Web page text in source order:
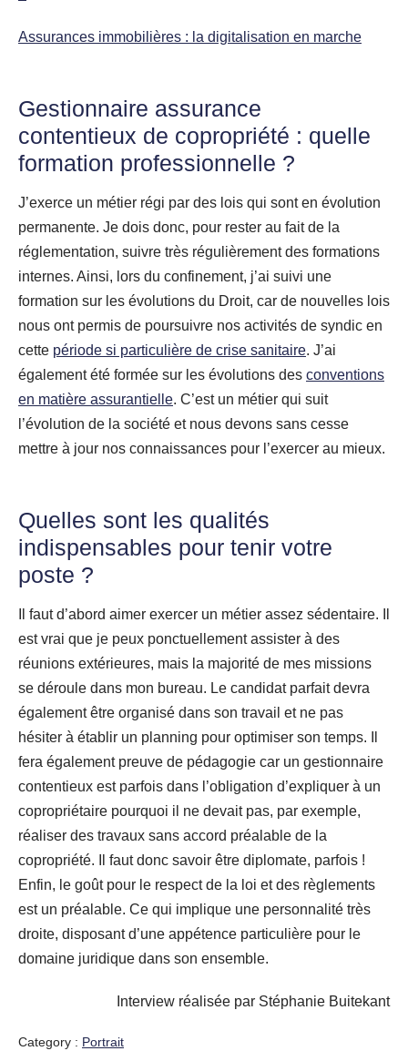
Assurances immobilières : la digitalisation en marche
Gestionnaire assurance
contentieux de copropriété : quelle
formation professionnelle ?
J’exerce un métier régi par des lois qui sont en évolution
permanente. Je dois donc, pour rester au fait de la
réglementation, suivre très régulièrement des formations
internes. Ainsi, lors du confinement, j’ai suivi une
formation sur les évolutions du Droit, car de nouvelles lois
nous ont permis de poursuivre nos activités de syndic en
cette période si particulière de crise sanitaire. J’ai
également été formée sur les évolutions des conventions
en matière assurantielle. C’est un métier qui suit
l’évolution de la société et nous devons sans cesse
mettre à jour nos connaissances pour l’exercer au mieux.
Quelles sont les qualités
indispensables pour tenir votre
poste ?
Il faut d’abord aimer exercer un métier assez sédentaire. Il
est vrai que je peux ponctuellement assister à des
réunions extérieures, mais la majorité de mes missions
se déroule dans mon bureau. Le candidat parfait devra
également être organisé dans son travail et ne pas
hésiter à établir un planning pour optimiser son temps. Il
fera également preuve de pédagogie car un gestionnaire
contentieux est parfois dans l’obligation d’expliquer à un
copropriétaire pourquoi il ne devait pas, par exemple,
réaliser des travaux sans accord préalable de la
copropriété. Il faut donc savoir être diplomate, parfois !
Enfin, le goût pour le respect de la loi et des règlements
est un préalable. Ce qui implique une personnalité très
droite, disposant d’une appétence particulière pour le
domaine juridique dans son ensemble.
Interview réalisée par Stéphanie Buitekant
Category : Portrait